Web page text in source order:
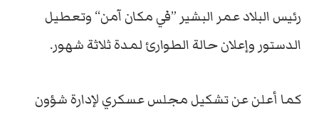
رئيس البلاد عمر البشير ”في مكان آمن“ وتعطيل
الدستور وإعلان حالة الطوارئ لمدة ثلاثة شهور.
كما أعلن عن تشكيل مجلس عسكري لإدارة شؤون